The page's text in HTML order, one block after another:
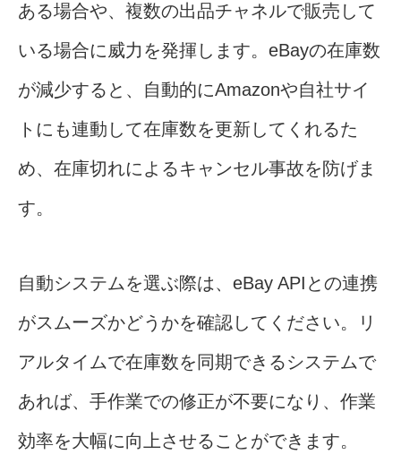
ある場合や、複数の出品チャネルで販売して
いる場合に威力を発揮します。eBayの在庫数
が減少すると、自動的にAmazonや自社サイ
トにも連動して在庫数を更新してくれるた
め、在庫切れによるキャンセル事故を防げま
す。
自動システムを選ぶ際は、eBay APIとの連携
がスムーズかどうかを確認してください。リ
アルタイムで在庫数を同期できるシステムで
あれば、手作業での修正が不要になり、作業
効率を大幅に向上させることができます。